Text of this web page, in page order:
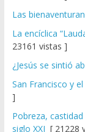
Las
La encíclica
23161 vistas ]
¿Jesús se sintió
San Francisco y
]
Pobreza,
siglo XXI [ 21228